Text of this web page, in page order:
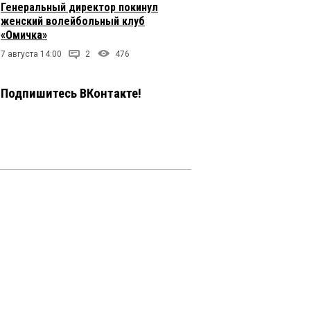
Генеральный директор покинул
женский волейбольный клуб
«Омичка»
7 августа 14:00 2 476
Подпишитесь ВКонтакте!